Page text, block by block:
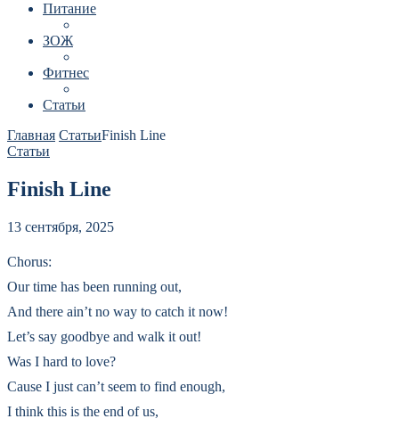
Питание
ЗОЖ
Фитнес
Статьи
Главная СтатьиFinish Line
Статьи
Finish Line
13 сентября, 2025
Chorus:
Our time has been running out,
And there ain’t no way to catch it now!
Let’s say goodbye and walk it out!
Was I hard to love?
Cause I just can’t seem to find enough,
I think this is the end of us,